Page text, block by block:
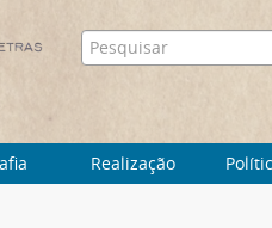
Realização